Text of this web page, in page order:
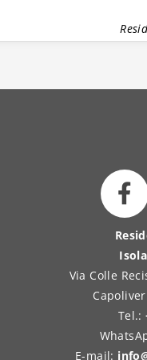
Via Colle
Tel.:
E-mail: